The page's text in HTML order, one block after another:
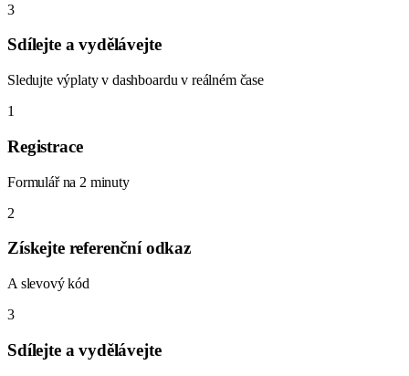
3
Sdílejte a vydělávejte
Sledujte výplaty v dashboardu v reálném čase
1
Registrace
Formulář na 2 minuty
2
Získejte referenční odkaz
A slevový kód
3
Sdílejte a vydělávejte